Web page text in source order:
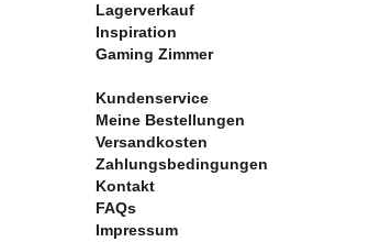
Lagerverkauf
Inspiration
Gaming Zimmer
Kundenservice
Meine Bestellungen
Versandkosten
Zahlungsbedingungen
Kontakt
FAQs
Impressum